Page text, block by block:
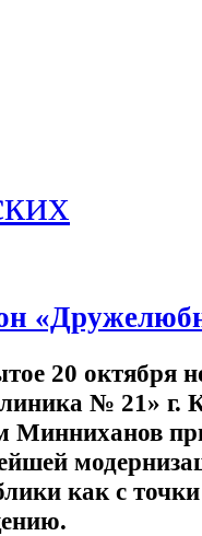
20 октября
№ 21» г.
Минниханов
как с